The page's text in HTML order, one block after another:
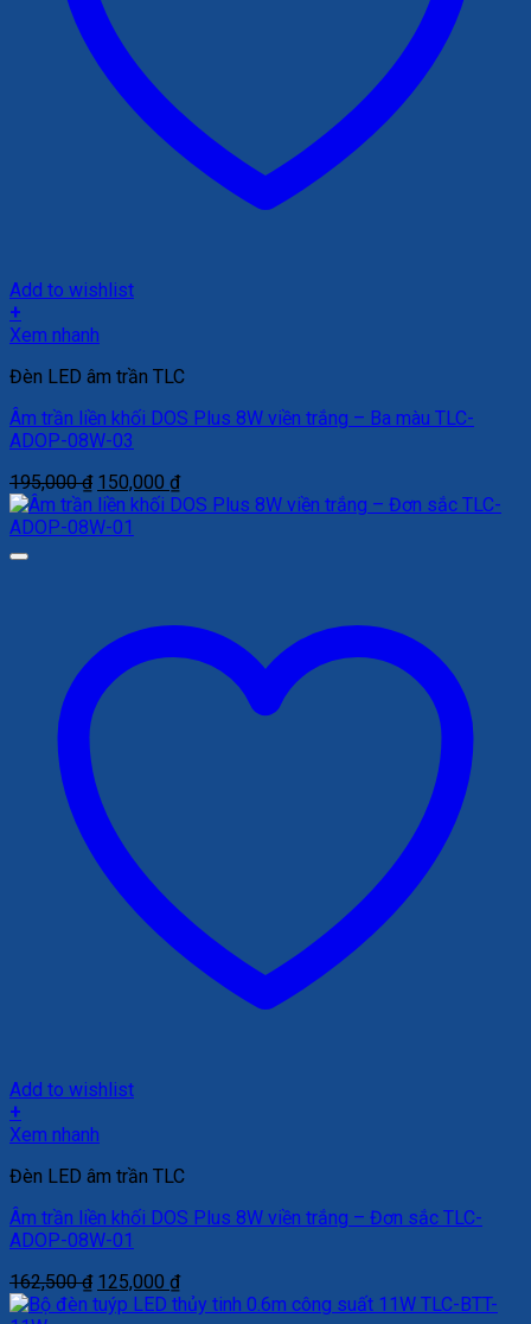
Add to wishlist
+
Xem nhanh
Đèn LED âm trần TLC
Âm trần liền khối DOS Plus 8W viền trắng – Ba màu TLC-
ADOP-08W-03
195,000₫ Giá
gốc
là:
150,000 ₫Giá
hiện
Add to wishlist
+
Xem nhanh
Đèn LED âm trần TLC
Âm trần liền khối DOS Plus 8W viền trắng – Đơn sắc TLC-
ADOP-08W-01
162,500₫ Giá
gốc
125,000 ₫Giá
hiện